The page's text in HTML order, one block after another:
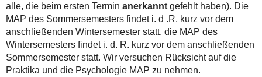
alle, die beim ersten Termin anerkanntgefehlt haben). Die
MAP des Sommersemesters findet i. d .R. kurz vor dem
anschließenden Wintersemester statt, die MAP des
Wintersemesters findet i. d. R. kurz vor dem anschließenden
Sommersemester statt. Wir versuchen Rücksicht auf die
Praktika und die Psychologie MAP zu nehmen.